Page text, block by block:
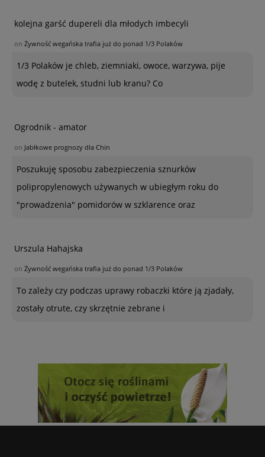
kolejna garść dupereli dla młodych imbecyli
on Żywność wegańska trafia już do ponad 1/3 Polaków
1/3 Polaków je chleb, ziemniaki, owoce, warzywa, pije
wodę z butelek, studni lub kranu? Co
Ogrodnik - amator
on Jabłkowe prognozy dla Chin
Poszukuję sposobu zabezpieczenia sznurków
polipropylenowych używanych w ubiegłym roku do
"prowadzenia" pomidorów w szklarence oraz
Urszula Hahajska
on Żywność wegańska trafia już do ponad 1/3 Polaków
To zależy czy podczas uprawy robaczki które ją zjadały,
zostały otrute, czy skrzętnie zebrane i